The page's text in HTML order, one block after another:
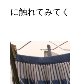
に触れてみてく